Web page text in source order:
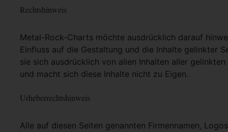
Rechtshinweis
Metal-Rock-Charts möchte ausdrücklich darauf
Einfluss auf die Gestaltung und die Inhalte gelinkter
sie sich ausdrücklich von allen Inhalten aller
und macht sich diese Inhalte nicht zu Eigen.
Urheberrechtshinweis
Alle auf diesen Seiten genannten Firmennamen,